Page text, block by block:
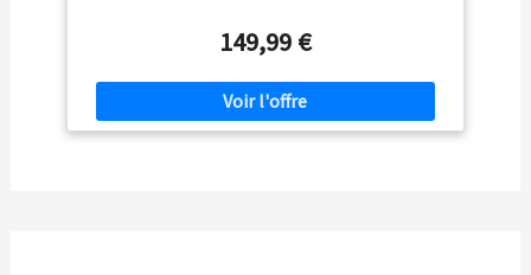
débutants s'occupant de pelouses inégales ou de lignes
de clôture serrées. [Double mode de coupe précise] –
Basculez entre une alimentation automatique double fil
de 1,65 mm (pour la pelouse et le bordage) et 10 lames
en plastique (pour les mauvaises herbes et les arbustes).
149,99 €